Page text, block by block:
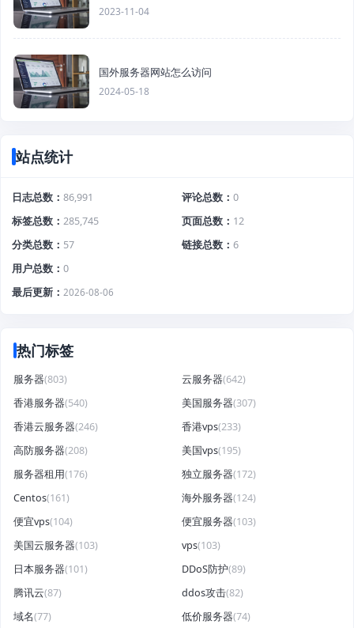
2023-11-04
国外服务器网站怎么访问
2024-05-18
站点统计
日志总数 86,991 评论总数
0
标签总数
285,745 页面总数
12
分类总数
57 链接总数
6
用户总数
0
最后更新
2026-08-06
热门标签
服务器(803) 云服务器(642)
香港服务器(540) 美国服务器(307)
香港云服务器(246) 香港vps(233)
高防服务器(208) 美国vps(195)
服务器租用(176) 独立服务器(172)
Centos(161) 海外服务器(124)
便宜vps(104) 便宜服务器(103)
美国云服务器(103) vps(103)
日本服务器(101) DDoS防护(89)
腾讯云(87) ddos攻击(82)
域名(77) 低价服务器(74)